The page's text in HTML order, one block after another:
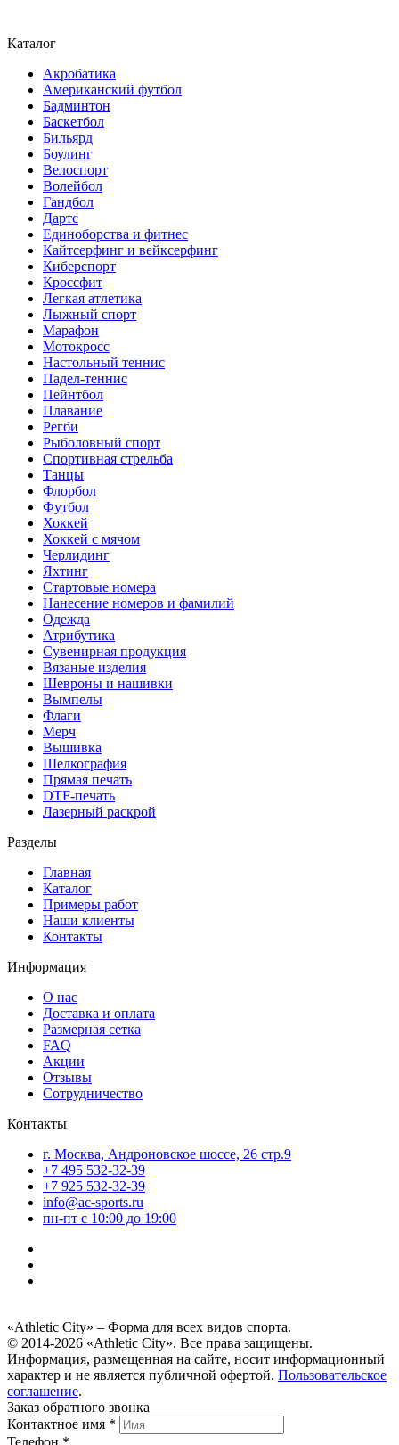
Каталог
Акробатика
Американский футбол
Бадминтон
Баскетбол
Бильярд
Боулинг
Велоспорт
Волейбол
Гандбол
Дартс
Единоборства и фитнес
Кайтсерфинг и вейксерфинг
Киберспорт
Кроссфит
Легкая атлетика
Лыжный спорт
Марафон
Мотокросс
Настольный теннис
Падел-теннис
Пейнтбол
Плавание
Регби
Рыболовный спорт
Спортивная стрельба
Танцы
Флорбол
Футбол
Хоккей
Хоккей с мячом
Черлидинг
Яхтинг
Стартовые номера
Нанесение номеров и фамилий
Одежда
Атрибутика
Сувенирная продукция
Вязаные изделия
Шевроны и нашивки
Вымпелы
Флаги
Мерч
Вышивка
Шелкография
Прямая печать
DTF-печать
Лазерный раскрой
Разделы
Главная
Каталог
Примеры работ
Наши клиенты
Контакты
Информация
О нас
Доставка и оплата
Размерная сетка
FAQ
Акции
Отзывы
Сотрудничество
Контакты
г. Москва, Андроновское шоссе, 26 стр.9
+7 495 532-32-39
+7 925 532-32-39
info@ac-sports.ru
пн-пт c 10:00 до 19:00
«Athletic City» – Форма для всех видов спорта.
© 2014-2026 «Athletic City». Все права защищены.
Информация, размещенная на сайте, носит информационный
характер и не является публичной офертой. Пользовательское
соглашение.
Заказ обратного звонка
Контактное имя *
Телефон *